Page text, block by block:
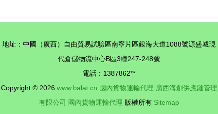
代理的專業
力量
地址：中國（廣西）自由貿易試驗區南寧片區銀海大道1088號源盛城現
代倉儲物流中心B區3幢247-248號
電話：1387862**
Copyright © 2026 www.balat.cn 國內貨物運輸代理 廣西海創供應鏈管理
有限公司 國內貨物運輸代理 版權所有 Sitemap